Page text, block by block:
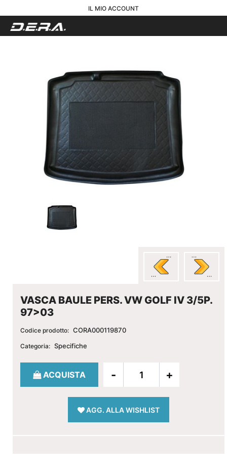
IL MIO ACCOUNT
VASCA BAULE PERS. VW GOLF IV 3/5P.
97>03
Codice prodotto: CORA000119870
Categoria: Specifiche
Quantità
ACQUISTA
AGG. ALLA WISHLIST